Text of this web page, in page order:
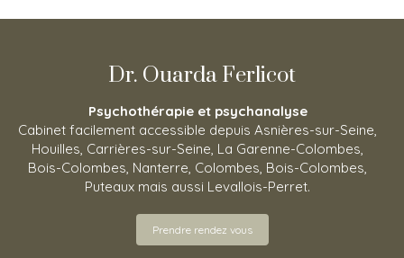
Dr. Ouarda Ferlicot
Psychothérapie et psychanalyse
Cabinet facilement accessible depuis Asnières-sur-Seine,
Houilles, Carrières-sur-Seine, La Garenne-Colombes,
Bois-Colombes, Nanterre, Colombes, Bois-Colombes,
Puteaux mais aussi Levallois-Perret.
Prendre rendez vous